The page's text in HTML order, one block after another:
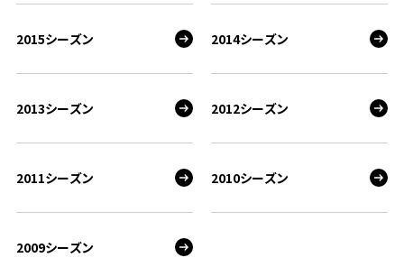
2015シーズン 2014シーズン
2013シーズン 2012シーズン
2011シーズン 2010シーズン
2009シーズン